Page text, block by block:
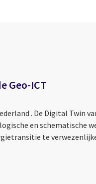
Geo-ICT
. De Digital Twin
en schematische
te